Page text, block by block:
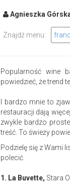
Agnieszka
Znajdź menu:
Popularność wine
powiedzieć, że trend
I bardzo mnie to
restauracji dają
zwykle bardzo
treść. To świeży
Podzielę się z Wami
polecić.
1. La Buvette, Stara